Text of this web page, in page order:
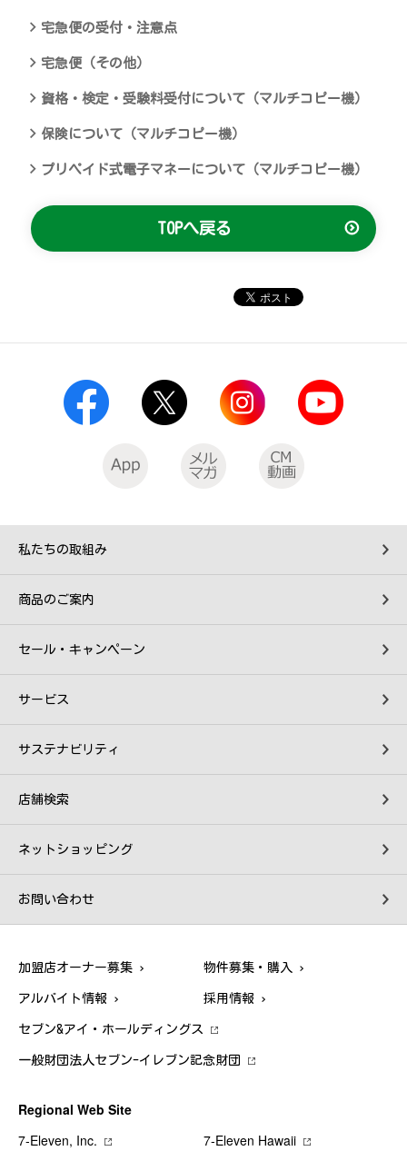
宅急便の受付・注意点
宅急便（その他）
資格・検定・受験料受付について（マルチコピー機）
保険について（マルチコピー機）
プリペイド式電子マネーについて（マルチコピー機）
TOPへ戻る
私たちの取組み
商品のご案内
セール・キャンペーン
サービス
サステナビリティ
店舗検索
ネットショッピング
お問い合わせ
加盟店オーナー募集 物件募集・購入
アルバイト情報 採用情報
セブン&アイ・ホールディングス
一般財団法人セブン-イレブン記念財団
Regional Web Site
7‐Eleven, Inc.
7‐Eleven Hawaii